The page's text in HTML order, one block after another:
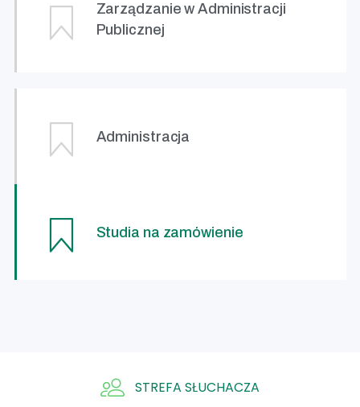
Zarządzanie w Administracji
Publicznej
Administracja
Studia na zamówienie
STREFA SŁUCHACZA